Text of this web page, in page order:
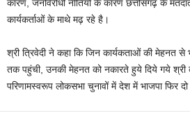
कारण, जनविरोधी नीतियों के कारण छत्तीसगढ़ के
कार्यकर्ताओं के माथे मढ़ रहे है।
श्री त्रिवेदी ने कहा कि जिन कार्यकताओं की मेहनत से
तक पहुंची, उनकी मेहनत को नकारते हुये दिये गये
परिणामस्वरूप लोकसभा चुनावों में देश में भाजपा फिर